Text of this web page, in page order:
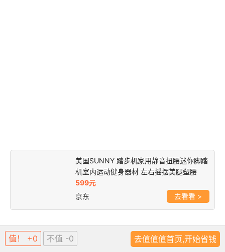
美国SUNNY 踏步机家用静音扭腰迷你脚踏
机室内运动健身器材 左右摇摆美腿塑腰
599元
京东
>
值！ +0 不值 -0 去值值值首页,开始省钱